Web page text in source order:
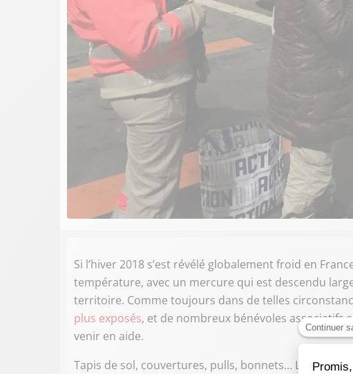
Si l’hiver 2018 s’est révélé globalement froid en
température, avec un mercure qui est descendu
territoire. Comme toujours dans de telles
plus exposés, et de nombreux bénévoles associatifs
venir en aide.
Tapis de sol, couvertures, pulls, bonnets… La voiture